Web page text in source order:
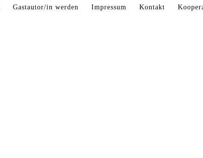
Gastautor/in werden Impressum Kontakt